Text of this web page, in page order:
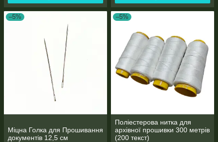
–5%
Міцна Голка для Прошивання
документів 12,5 см
–5%
Поліестерова нитка для
архівної прошивки 300 метрів
(200 текст)